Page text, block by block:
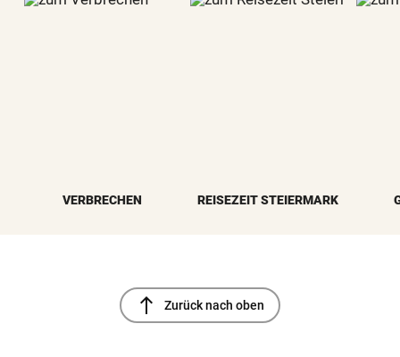
VERBRECHEN REISEZEIT STEIERMARK
north Zurück nach oben